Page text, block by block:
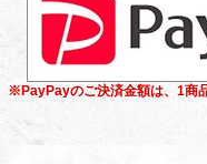
※PayPayのご決済金額は、1商